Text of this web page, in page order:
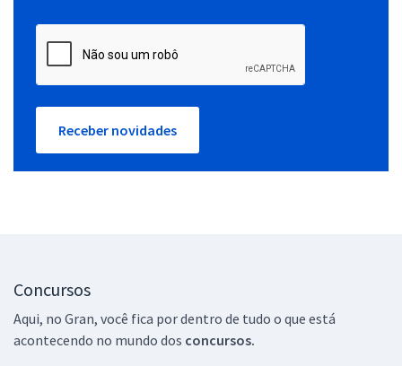
Receber novidades
Concursos
Aqui, no Gran, você fica por dentro de tudo o que está
acontecendo no mundo dos concursos.